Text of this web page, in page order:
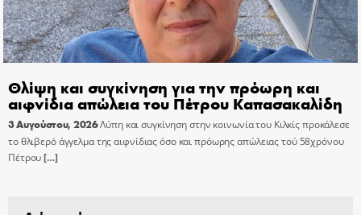
Θλίψη και συγκίνηση για την πρόωρη και
αιφνίδια απώλεια του Πέτρου Καπασακαλίδη
3 Αυγούστου, 2026Λύπη και συγκίνηση στην κοινωνία του Κιλκίς προκάλεσε
το θλιβερό άγγελμα της αιφνίδιας όσο και πρόωρης απώλειας τού 58χρόνου
Πέτρου[…]